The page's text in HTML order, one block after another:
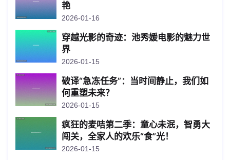
艳
2026-01-16
穿越光影的奇迹：池秀媛电影的魅力世
界
2026-01-15
破译“急冻任务”：当时间静止，我们如
何重塑未来？
2026-01-15
疯狂的麦咭第二季：童心未泯，智勇大
闯关，全家人的欢乐“食”光！
2026-01-15